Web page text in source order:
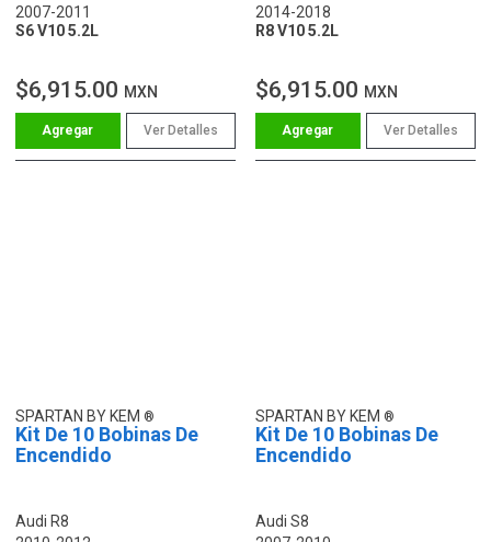
2007-2011
S6 V10 5.2L
$6,915.00 MXN
Ver Detalles
2014-2018
R8 V10 5.2L
$6,915.00 MXN
Ver Detalles
SPARTAN BY KEM
Kit De 10 Bobinas De
Encendido
Audi R8
SPARTAN BY KEM
Kit De 10 Bobinas De
Encendido
Audi S8